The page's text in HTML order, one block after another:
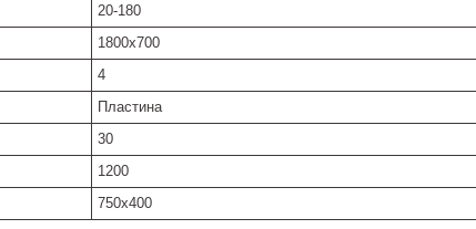
20-180
1800х700
4
Пластина
30
1200
750х400